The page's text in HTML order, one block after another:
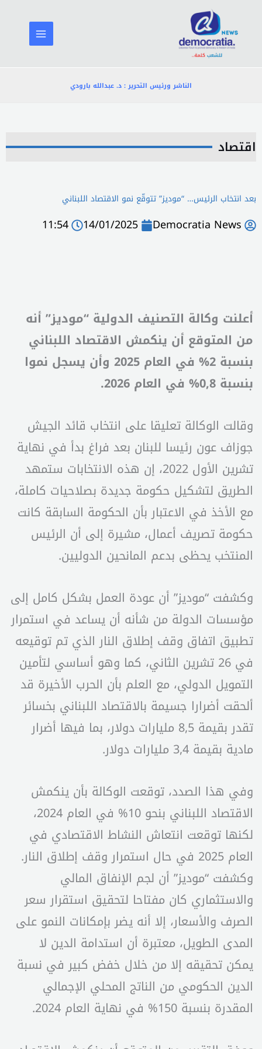
المحتوى
الناشر ورئيس التحرير : د. عبدالله بارودي
اقتصاد
بعد انتخاب الرئيس… “موديز” تتوقّع نمو الاقتصاد اللبناني
Democratia News
14/01/2025
11:54
أعلنت وكالة التصنيف الدولية “موديز” أنه
من المتوقع أن ينكمش الاقتصاد اللبناني
بنسبة 2% في العام 2025 وأن يسجل نموا
بنسبة 0,8% في العام 2026.
وقالت الوكالة تعليقا على انتخاب قائد الجيش
جوزاف عون رئيسا للبنان بعد فراغ بدأ في نهاية
تشرين الأول 2022، إن هذه الانتخابات ستمهد
الطريق لتشكيل حكومة جديدة بصلاحيات كاملة،
مع الأخذ في الاعتبار بأن الحكومة السابقة كانت
حكومة تصريف أعمال، مشيرة إلى أن الرئيس
المنتخب يحظى بدعم المانحين الدوليين.
وكشفت “موديز” أن عودة العمل بشكل كامل إلى
مؤسسات الدولة من شأنه أن يساعد في استمرار
تطبيق اتفاق وقف إطلاق النار الذي تم توقيعه
في 26 تشرين الثاني، كما وهو أساسي لتأمين
التمويل الدولي، مع العلم بأن الحرب الأخيرة قد
ألحقت أضرارا جسيمة بالاقتصاد اللبناني بخسائر
تقدر بقيمة 8,5 مليارات دولار، بما فيها أضرار
مادية بقيمة 3,4 مليارات دولار.
وفي هذا الصدد، توقعت الوكالة بأن ينكمش
الاقتصاد اللبناني بنحو 10% في العام 2024،
لكنها توقعت انتعاش النشاط الاقتصادي في
العام 2025 في حال استمرار وقف إطلاق النار.
وكشفت “موديز” أن لجم الإنفاق المالي
والاستثماري كان مفتاحا لتحقيق استقرار سعر
الصرف والأسعار، إلا أنه يضر بإمكانات النمو على
المدى الطويل، معتبرة أن استدامة الدين لا
يمكن تحقيقه إلا من خلال خفض كبير في نسبة
الدين الحكومي من الناتج المحلي الإجمالي
المقدرة بنسبة 150% في نهاية العام 2024.